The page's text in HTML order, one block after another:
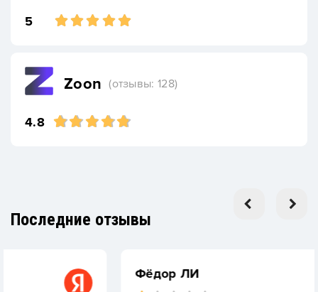
5
Zoon (отзывы: 128)
4.8
Последние отзывы
Фёдор ЛИ